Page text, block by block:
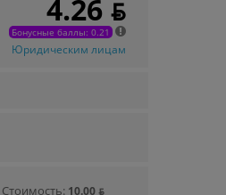
4.26 ƃ
Бонусные баллы: 0.21
Юридическим лицам
Стоимость: 10.00 ƃ